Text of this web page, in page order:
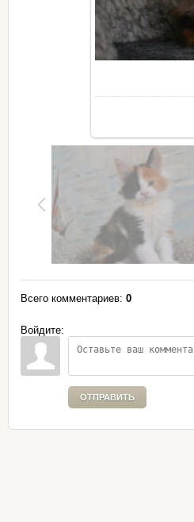
Всего комментариев: 0
Войдите:
ОТПРАВИТЬ